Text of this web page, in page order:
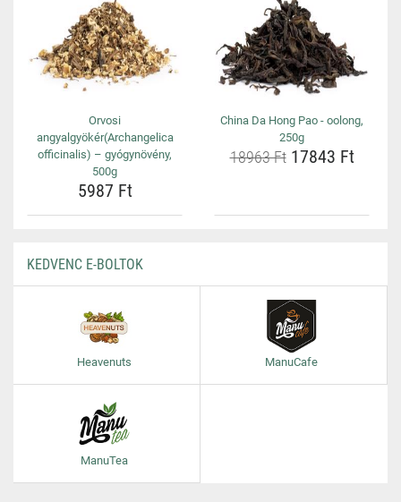
Orvosi
angyalgyökér(Archangelica
officinalis) – gyógynövény,
500g
5987 Ft
China Da Hong Pao - oolong,
250g
18963 Ft17843 Ft
KEDVENC E-BOLTOK
Heavenuts ManuCafe
ManuTea